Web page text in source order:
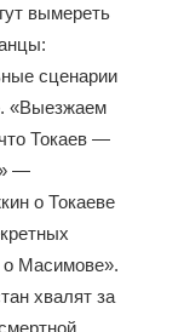
вымереть
сценарии
«Выезжаем
Токаев —
—
о Токаеве
о Масимове».
хвалят за